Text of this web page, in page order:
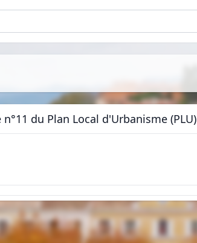
du Plan Local d'Urbanisme (PLU)